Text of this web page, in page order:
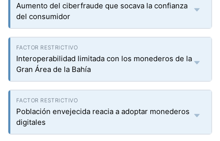
Aumento del ciberfraude que socava la confianza
del consumidor
Interoperabilidad limitada con los monederos de la
Gran Área de la Bahía
Población envejecida reacia a adoptar monederos
digitales